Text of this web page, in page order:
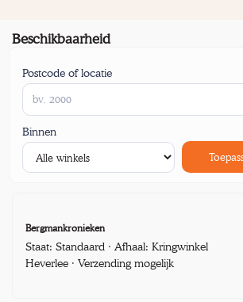
Beschikbaarheid
Postcode of locatie
Binnen
Bergmankronieken
Staat: Standaard · Afhaal: Kringwinkel
Heverlee · Verzending mogelijk